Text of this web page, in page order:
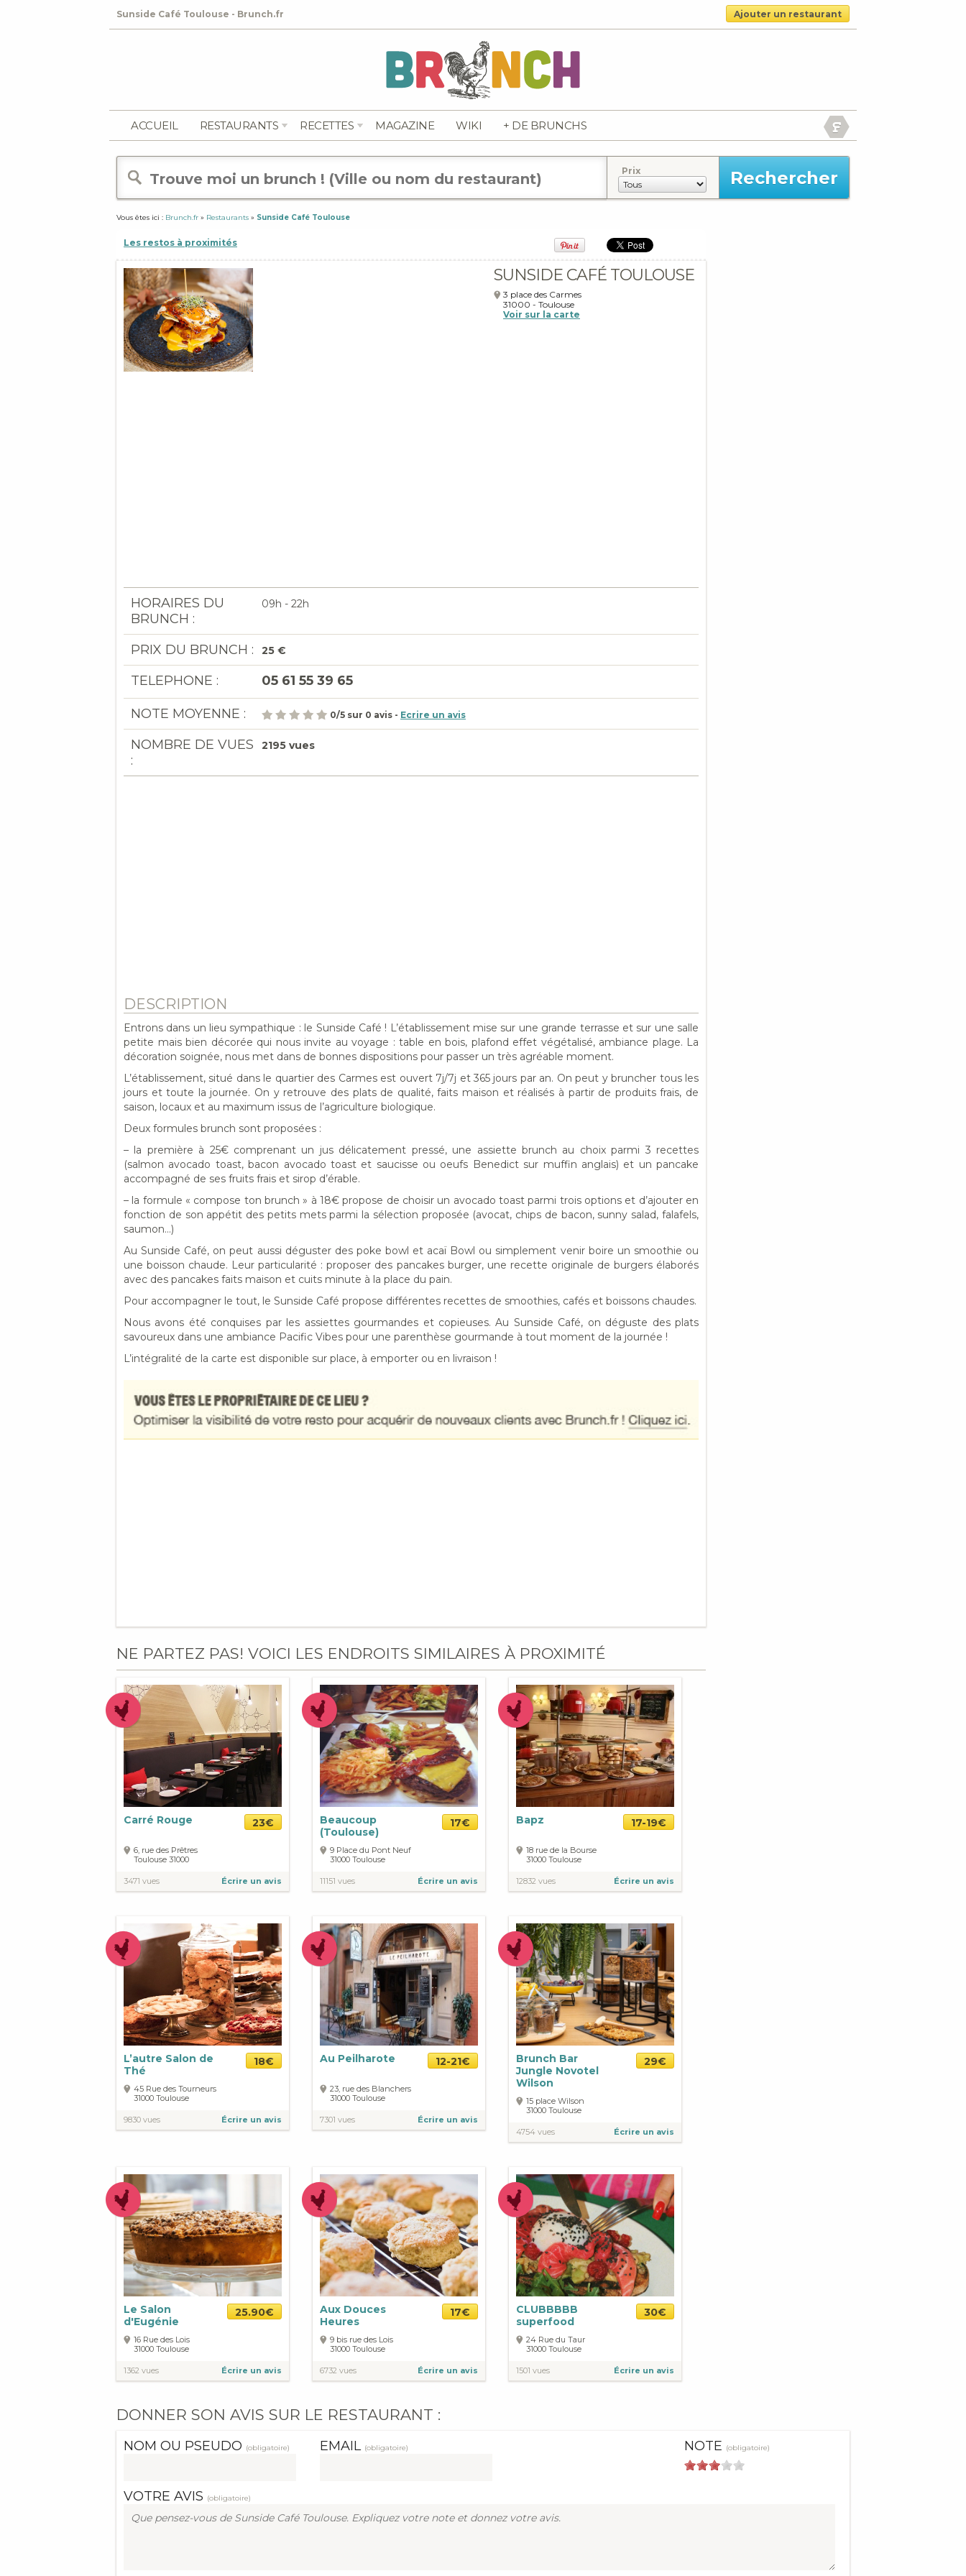
Sunside Café Toulouse - Brunch.fr Ajouter un restaurant
ACCUEIL RESTAURANTS RECETTES MAGAZINE WIKI + DE BRUNCHS
Prix
Vous êtes ici : Brunch.fr » Restaurants » Sunside Café Toulouse
Les restos à proximités
SUNSIDE CAFÉ TOULOUSE
3 place des Carmes
31000 - Toulouse
Voir sur la carte
HORAIRES DU
BRUNCH :
09h - 22h
PRIX DU BRUNCH : 25 €
TELEPHONE : 05 61 55 39 65
NOTE MOYENNE : 0/5 sur 0 avis - Ecrire un avis
NOMBRE DE VUES
:
2195 vues
DESCRIPTION
Entrons dans un lieu sympathique : le Sunside Café ! L’établissement mise sur une grande terrasse et sur une salle
petite mais bien décorée qui nous invite au voyage : table en bois, plafond effet végétalisé, ambiance plage. La
décoration soignée, nous met dans de bonnes dispositions pour passer un très agréable moment.
L’établissement, situé dans le quartier des Carmes est ouvert 7j/7j et 365 jours par an. On peut y bruncher tous les
jours et toute la journée. On y retrouve des plats de qualité, faits maison et réalisés à partir de produits frais, de
saison, locaux et au maximum issus de l’agriculture biologique.
Deux formules brunch sont proposées :
– la première à 25€ comprenant un jus délicatement pressé, une assiette brunch au choix parmi 3 recettes
(salmon avocado toast, bacon avocado toast et saucisse ou oeufs Benedict sur muffin anglais) et un pancake
accompagné de ses fruits frais et sirop d’érable.
– la formule « compose ton brunch » à 18€ propose de choisir un avocado toast parmi trois options et d’ajouter en
fonction de son appétit des petits mets parmi la sélection proposée (avocat, chips de bacon, sunny salad, falafels,
saumon…)
Au Sunside Café, on peut aussi déguster des poke bowl et acaï Bowl ou simplement venir boire un smoothie ou
une boisson chaude. Leur particularité : proposer des pancakes burger, une recette originale de burgers élaborés
avec des pancakes faits maison et cuits minute à la place du pain.
Pour accompagner le tout, le Sunside Café propose différentes recettes de smoothies, cafés et boissons chaudes.
Nous avons été conquises par les assiettes gourmandes et copieuses. Au Sunside Café, on déguste des plats
savoureux dans une ambiance Pacific Vibes pour une parenthèse gourmande à tout moment de la journée !
L’intégralité de la carte est disponible sur place, à emporter ou en livraison !
NE PARTEZ PAS! VOICI LES ENDROITS SIMILAIRES À PROXIMITÉ
Carré Rouge 23€
6, rue des Prêtres
Toulouse 31000
3471 vues Écrire un avis
Beaucoup
(Toulouse)
17€
9 Place du Pont Neuf
31000 Toulouse
11151 vues Écrire un avis
Bapz 17-19€
18 rue de la Bourse
31000 Toulouse
12832 vues Écrire un avis
L’autre Salon de
Thé
18€
45 Rue des Tourneurs
31000 Toulouse
9830 vues Écrire un avis
Au Peilharote 12-21€
23, rue des Blanchers
31000 Toulouse
7301 vues Écrire un avis
Brunch Bar
Jungle Novotel
Wilson
29€
15 place Wilson
31000 Toulouse
4754 vues Écrire un avis
Le Salon
d'Eugénie
25.90€
16 Rue des Lois
31000 Toulouse
1362 vues Écrire un avis
Aux Douces
Heures
17€
9 bis rue des Lois
31000 Toulouse
6732 vues Écrire un avis
CLUBBBBB
superfood
30€
24 Rue du Taur
31000 Toulouse
1501 vues Écrire un avis
DONNER SON AVIS SUR LE RESTAURANT :
NOM OU PSEUDO (obligatoire) EMAIL (obligatoire) NOTE (obligatoire)
VOTRE AVIS (obligatoire)